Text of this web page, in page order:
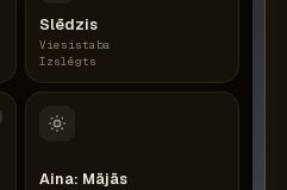
Slēdzis
Viesistaba
Izslēgts
Aina: Mājās